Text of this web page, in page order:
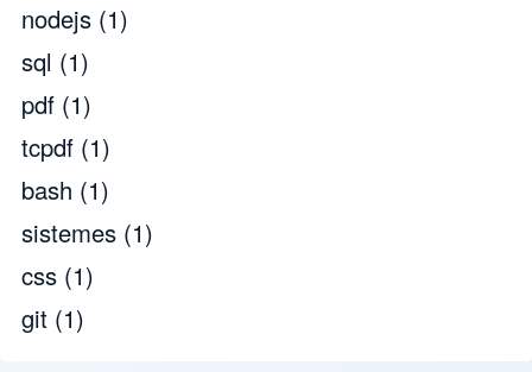
nodejs (1)
sql (1)
pdf (1)
tcpdf (1)
bash (1)
sistemes (1)
css (1)
git (1)